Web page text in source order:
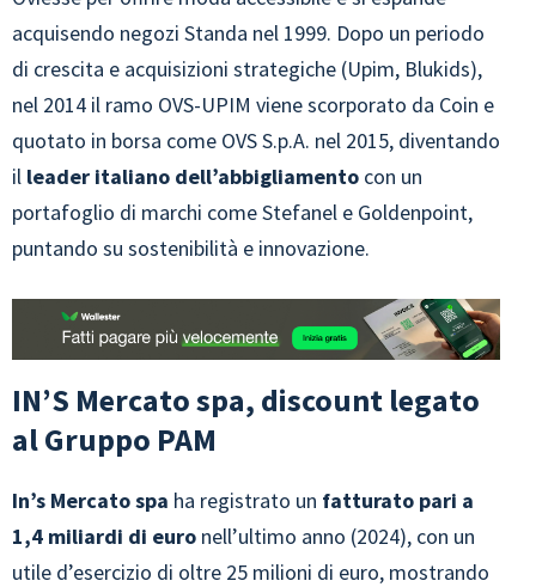
acquisendo negozi Standa nel 1999. Dopo un periodo
di crescita e acquisizioni strategiche (Upim, Blukids),
nel 2014 il ramo OVS-UPIM viene scorporato da Coin e
quotato in borsa come OVS S.p.A. nel 2015, diventando
il leader italiano dell’abbigliamento con un
portafoglio di marchi come Stefanel e Goldenpoint,
puntando su sostenibilità e innovazione.
IN’S Mercato spa, discount legato
al Gruppo PAM
In’s Mercato spa ha registrato un fatturato pari a
1,4 miliardi di euro nell’ultimo anno (2024), con un
utile d’esercizio di oltre 25 milioni di euro, mostrando